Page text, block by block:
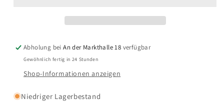
Abholung beiAn der Markthalle 18 verfügbar
Gewöhnlich fertig in 24 Stunden
Shop-Informationen anzeigen
Niedriger Lagerbestand